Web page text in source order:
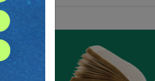
Tüketici Hukuku